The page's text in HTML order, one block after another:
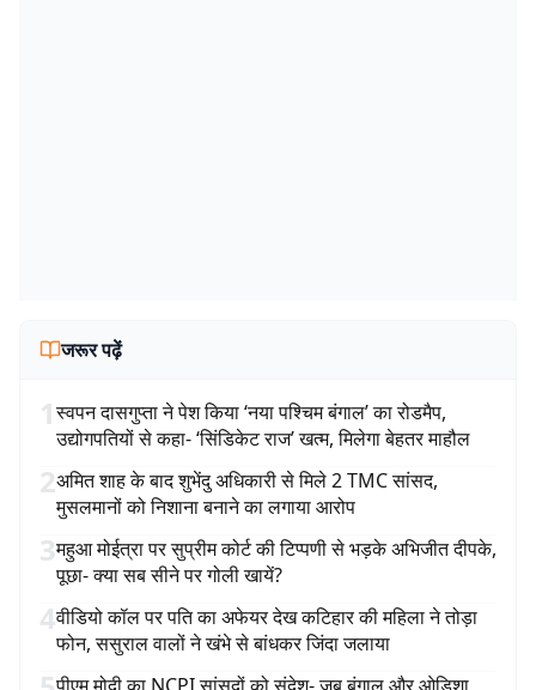
जरूर पढ़ें
1स्वपन दासगुप्ता ने पेश किया ‘नया पश्चिम बंगाल’ का रोडमैप,
उद्योगपतियों से कहा- ‘सिंडिकेट राज’ खत्म, मिलेगा बेहतर माहौल
2अमित शाह के बाद शुभेंदु अधिकारी से मिले 2 TMC सांसद,
मुसलमानों को निशाना बनाने का लगाया आरोप
3महुआ मोईत्रा पर सुप्रीम कोर्ट की टिप्पणी से भड़के अभिजीत दीपके,
पूछा- क्या सब सीने पर गोली खायें?
4वीडियो कॉल पर पति का अफेयर देख कटिहार की महिला ने तोड़ा
फोन, ससुराल वालों ने खंभे से बांधकर जिंदा जलाया